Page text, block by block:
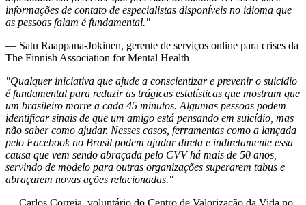
informações de contato de especialistas disponíveis no idioma que
as pessoas falam é fundamental."
— Satu Raappana-Jokinen, gerente de serviços online para crises da
The Finnish Association for Mental Health
"Qualquer iniciativa que ajude a conscientizar e prevenir o suicídio
é fundamental para reduzir as trágicas estatísticas que mostram que
um brasileiro morre a cada 45 minutos. Algumas pessoas podem
identificar sinais de que um amigo está pensando em suicídio, mas
não saber como ajudar. Nesses casos, ferramentas como a lançada
pelo Facebook no Brasil podem ajudar direta e indiretamente essa
causa que vem sendo abraçada pelo CVV há mais de 50 anos,
servindo de modelo para outras organizações superarem tabus e
abraçarem novas ações relacionadas."
— Carlos Correia, voluntário do Centro de Valorização da Vida no